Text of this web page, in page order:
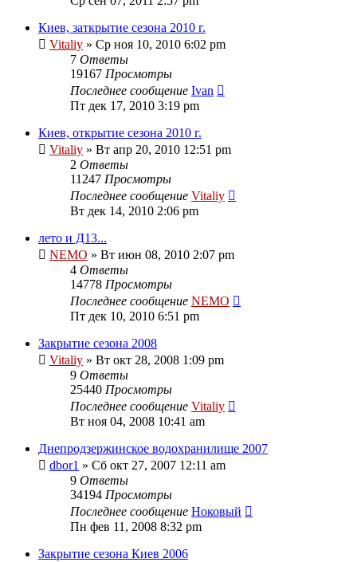
Киев, заткрытие сезона 2010 г.
Vitaliy » Ср ноя 10, 2010 6:02 pm
7 Ответы
19167 Просмотры
Последнее сообщение Ivan
Пт дек 17, 2010 3:19 pm
Киев, открытие сезона 2010 г.
Vitaliy » Вт апр 20, 2010 12:51 pm
2 Ответы
11247 Просмотры
Последнее сообщение Vitaliy
Вт дек 14, 2010 2:06 pm
лето и Д13...
NEMO » Вт июн 08, 2010 2:07 pm
4 Ответы
14778 Просмотры
Последнее сообщение NEMO
Пт дек 10, 2010 6:51 pm
Закрытие сезона 2008
Vitaliy » Вт окт 28, 2008 1:09 pm
9 Ответы
25440 Просмотры
Последнее сообщение Vitaliy
Вт ноя 04, 2008 10:41 am
Днепродзержинское водохранилище 2007
dbor1 » Сб окт 27, 2007 12:11 am
9 Ответы
34194 Просмотры
Последнее сообщение Ноковый
Пн фев 11, 2008 8:32 pm
Закрытие сезона Киев 2006